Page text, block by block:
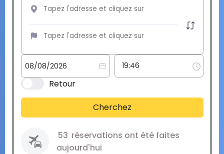
Retour
Cherchez
53 réservations ont été faites
aujourd'hui